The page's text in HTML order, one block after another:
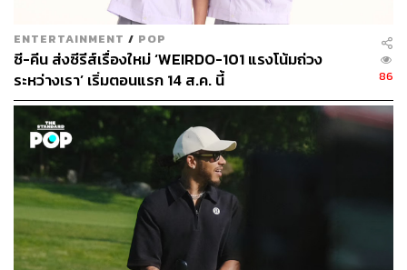
ภายในเป็นคนอ่อนไหว ที่ต้องจำใจแบกรับภาระอันหนักอึ้ง
ของครอบครัว ส่วน พอร์ช (อาโป-ณัฐวิญญ์ วัฒนกิติพัฒน์
ดูเหมือนคนรักสนุก ทะลึ่งทะเล้น แต่ก็ซ่อนปมในใจบางอย่าง
เมื่อทั้งคู่มาเจอกัน ต้องปกป้องชีวิตของกันและกัน และเผย
ส่วนที่อ่อนไหวให้อีกฝ่ายรู้ ผู้ชมก็เชื่อว่าความรักเกิดขึ้นได้
จริงโดยไม่ตะขิดตะขวงใจ ไม่ว่าจะอยู่ในเพศไหนก็ตาม ส่วน
นี้ก็ต้องชื่นชมคนเขียนบทและทั้ง 3 ผู้กำกับ คือโขม-ก้อง
เกียรติ โขมศิริ, เป๊ปซี่-บัญชร วรเศรษฐ์อารี และ ปอนด์-กฤษ
ดา วิทยาขจรเดชว่าทำการบ้านมาอย่างดี
ENTERTAINMENT / POP
ซี-คีน ส่งซีรีส์เรื่องใหม่ ‘WEIRDO-101 แรงโน้มถ่วง
ระหว่างเรา’ เริ่มตอนแรก 14 ส.ค. นี้
86